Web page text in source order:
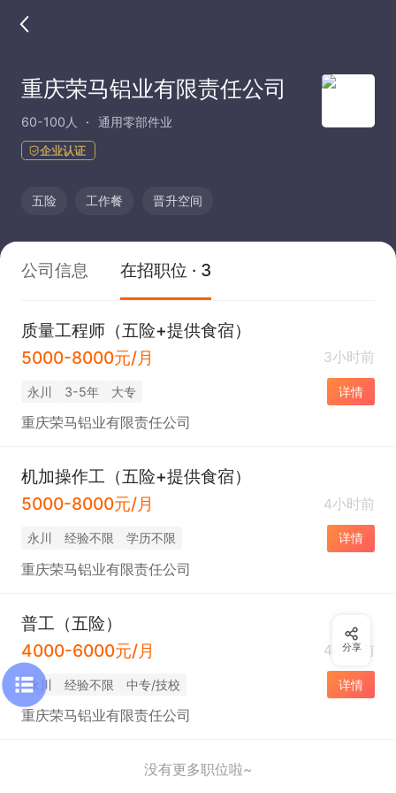
重庆荣马铝业有限责任公司
60-100人 通用零部件业
企业认证
五险 工作餐 晋升空间
公司信息 在招职位 · 3
质量工程师（五险+提供食宿）
5000-8000元/月
3小时前
永川 3-5年 大专 详情
重庆荣马铝业有限责任公司
机加操作工（五险+提供食宿）
5000-8000元/月
4小时前
永川 经验不限 学历不限 详情
重庆荣马铝业有限责任公司
普工（五险）
4000-6000元/月
4小时前
永川 经验不限 中专/技校 详情
重庆荣马铝业有限责任公司
没有更多职位啦~
分享